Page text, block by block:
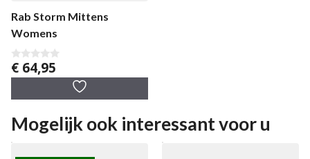
Rab Storm Mittens
Womens
0
v
5
€ 64,95
Mogelijk ook interessant voor u